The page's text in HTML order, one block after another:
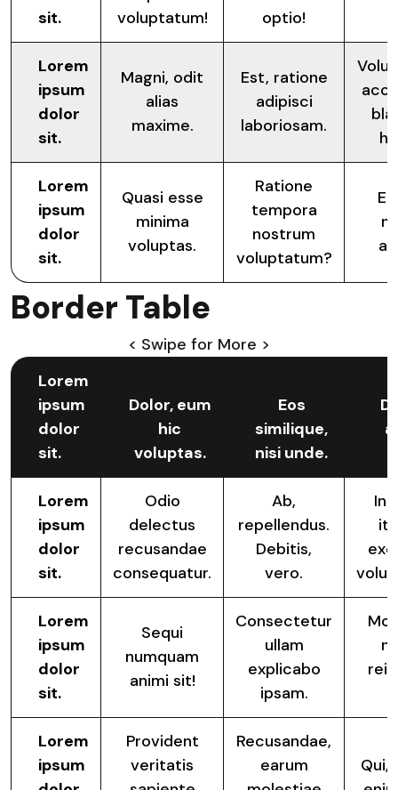
sit.
voluptatum!
optio!
Lorem
ipsum
dolor
sit.
Magni, odit
alias
maxime.
Est, ratione
adipisci
laboriosam.
Lorem
ipsum
dolor
sit.
Quasi esse
minima
voluptas.
Ratione
tempora
nostrum
voluptatum?
Border Table
< Swipe for More >
Lorem
ipsum
dolor
sit.
Dolor, eum
hic
voluptas.
Eos
similique,
nisi unde.
Lorem
ipsum
dolor
sit.
Odio
delectus
recusandae
consequatur.
Ab,
repellendus.
Debitis,
vero.
Lorem
ipsum
dolor
sit.
Sequi
numquam
animi sit!
Consectetur
ullam
explicabo
ipsam.
Lorem
ipsum
Provident
veritatis
Recusandae,
earum
Qui,